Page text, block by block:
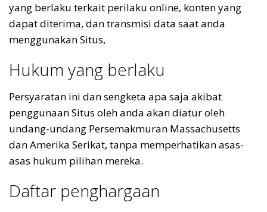
yang berlaku terkait perilaku online, konten yang
dapat diterima, dan transmisi data saat anda
menggunakan Situs,
Hukum yang berlaku
Persyaratan ini dan sengketa apa saja akibat
penggunaan Situs oleh anda akan diatur oleh
undang-undang Persemakmuran Massachusetts
dan Amerika Serikat, tanpa memperhatikan asas-
asas hukum pilihan mereka.
Daftar penghargaan